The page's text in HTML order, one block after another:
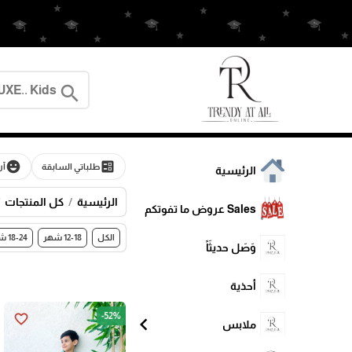
search
الرئيسية
Sales عروض ما تفوتكم
وَصَل حديثَاً
أحذية
ملابس chevron_left
ballotطلباتي السابقة emoji_emotions
الرئيسية كل المنتجات
الكل 12-18 شهر 18-24 شهر
favorite_border -52%